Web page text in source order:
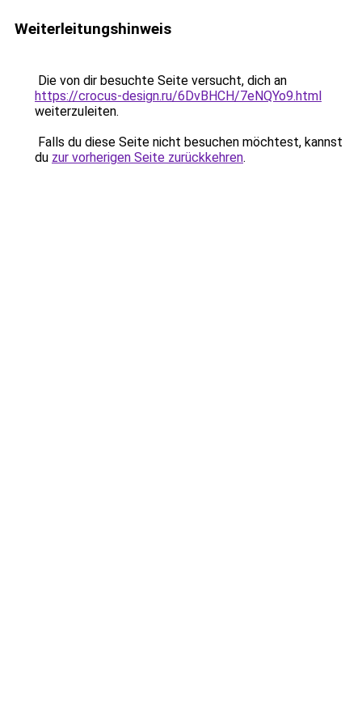
Weiterleitungshinweis
Die von dir besuchte Seite versucht, dich an
https://crocus-design.ru/6DvBHCH/7eNQYo9.html
weiterzuleiten.
Falls du diese Seite nicht besuchen möchtest, kannst
du zur vorherigen Seite zurückkehren.